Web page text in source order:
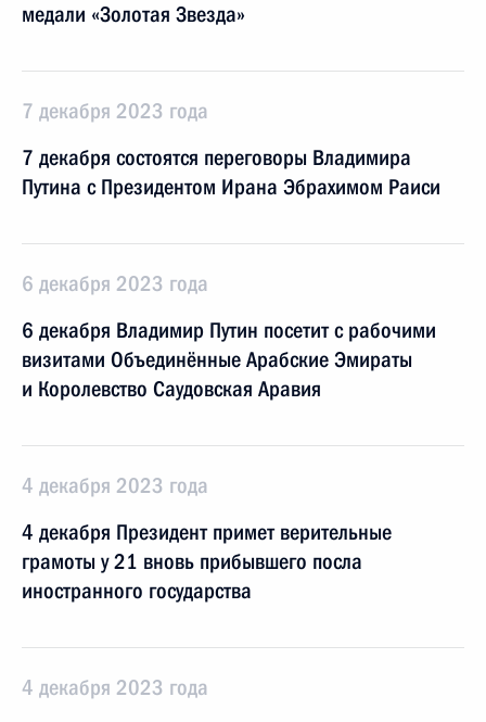
медали «Золотая Звезда»
7 декабря 2023 года
7 декабря состоятся переговоры Владимира
Путина с Президентом Ирана Эбрахимом Раиси
6 декабря 2023 года
6 декабря Владимир Путин посетит с рабочими
визитами Объединённые Арабские Эмираты
и Королевство Саудовская Аравия
4 декабря 2023 года
4 декабря Президент примет верительные
грамоты у 21 вновь прибывшего посла
иностранного государства
4 декабря 2023 года